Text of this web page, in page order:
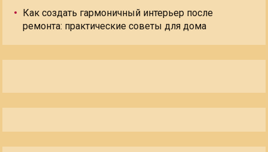
Как создать гармоничный интерьер после
ремонта: практические советы для дома